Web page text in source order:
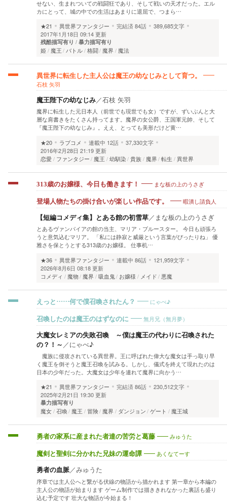
せない、生まれついての戦闘狂であり、そして戦いの天才だった。エル
カにとって、城の中での生活はあまりに退屈で、つまら…
★21
異世界ファンタジー 完結済84話
389,685文字
2017年1月18日 09:14 更新
残酷描写有り 暴力描写有り
姫 魔王 バトル 格闘 魔界 魔法
異世界に転生した主人公は魔王の幼なじみとして育つ。
石枝 矢羽
魔王陛下の幼なじみ／石枝 矢羽
魔界に転生した元日本人（前世でも現世でも女）ですが、ずいぶんと大
層な肩書きをたくさん持ってます。魔界の女公爵、王国軍元帥、そして
『魔王陛下の幼なじみ』。ええ、とっても美形だけど黄…
★20
ラブコメ 連載中 12話
37,330文字
2016年2月28日 21:19 更新
恋愛
ファンタジー 魔王 幼馴染 貴族 魔界 転生 異世界
313歳のお嬢様、今日も働きます！ まな板の上のうさぎ
登場人物たちの掛け合いが楽しい作品です。 暇潰し請負人
【短編コメディ集】とある館の初雪草／ まな板の上のうさぎ
とあるヴァンパイアの館の当主、マリア・ブルースター。 今日も頑張ろ
うと意気込むマリア。 「私には静寂と威厳という言葉がぴったりね」 優
雅さを保とうとする313歳のお嬢様。 仕事机…
★36
異世界ファンタジー 連載中 86話
121,959文字
2026年8月6日 08:18 更新
コメディ
魔物 魔界 吸血鬼 お嬢様 メイド 悪魔
えっと……何で僕召喚されたん？ にゃべ♪
召喚したのは魔王のはずなのに 無月兄（無月夢）
大魔女レミアの失敗召喚 ～僕は魔王の代わりに召喚された
の？！～ ／にゃべ♪
魔族に侵攻されている異世界。王に呼ばれた偉大な魔女は手っ取り早
く魔王を倒そうと魔王召喚を試みる。しかし、儀式を終えて現れたのは
日本の少年だった。大魔女は少年を連れて魔界に向かう…
★21
異世界ファンタジー 完結済86話
230,512文字
2025年2月21日 19:30 更新
暴力描写有り
魔女 召喚 魔王 冒険 魔界 ダンジョン ゲート 魔王城
勇者の家系に産まれた者達の苦労と葛藤 みゅうた
魔剣と聖剣に分かれた兄妹の運命譚 あくなてーす
勇者の血脈／みゅうた
序章では主人公へと繋がる伏線の物語から描かれます 第一章から本編の
主人公の物語が始まります ゲーム制作では描ききれなかった裏話も盛り
込む予定です 壮大な物語が今始まる！